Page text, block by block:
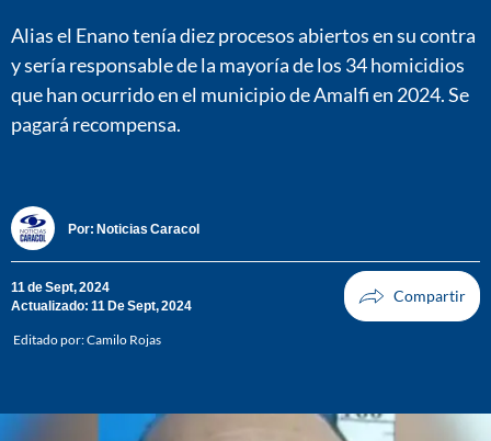
Alias el Enano tenía diez procesos abiertos en su contra
y sería responsable de la mayoría de los 34 homicidios
que han ocurrido en el municipio de Amalfi en 2024. Se
pagará recompensa.
Por: Noticias Caracol
11 de Sept, 2024
Actualizado: 11 De Sept, 2024
Editado por:Camilo Rojas